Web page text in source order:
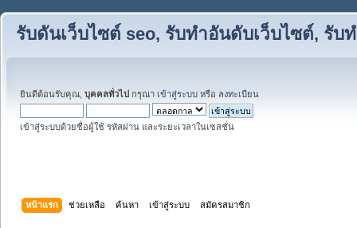
รับดันเว็บไซต์ seo, รับทำอันดับเว็บไซต์, รับ
ยินดีต้อนรับคุณ, บุคคลทั่วไป กรุณา เข้าสู่ระบบ หรือ ลงทะเบียน
เข้าสู่ระบบด้วยชื่อผู้ใช้ รหัสผ่าน และระยะเวลาในเซสชั่น
หน้าแรก ช่วยเหลือ ค้นหา เข้าสู่ระบบ สมัครสมาชิก